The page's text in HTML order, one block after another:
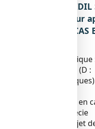
CE QUE
5 %, solution pour
ET DANS QUELS CAS
pharmacothérapeutique
A USAGE LOCAL (D :
est indiqué en
modérée (alopécie
chez le sujet